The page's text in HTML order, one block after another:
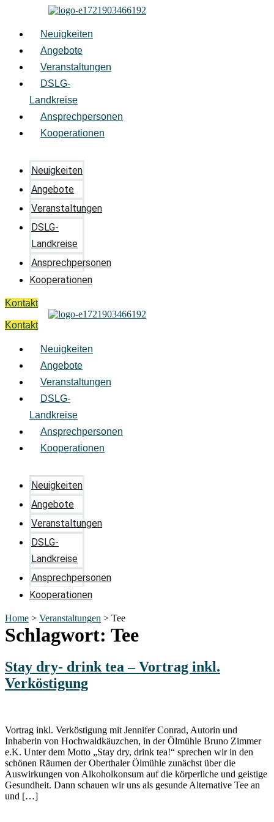
springen
Neuigkeiten
Angebote
Veranstaltungen
DSLG-
Landkreise
Ansprechpersonen
Kooperationen
Neuigkeiten
Angebote
Veranstaltungen
DSLG-
Landkreise
Ansprechpersonen
Kooperationen
Kontakt
Kontakt
Neuigkeiten
Angebote
Veranstaltungen
DSLG-
Landkreise
Ansprechpersonen
Kooperationen
Neuigkeiten
Angebote
Veranstaltungen
DSLG-
Landkreise
Ansprechpersonen
Kooperationen
Home > Veranstaltungen > Tee
Schlagwort: Tee
Stay dry- drink tea – Vortrag inkl.
Verköstigung
Vortrag inkl. Verköstigung mit Jennifer Conrad, Autorin und
Inhaberin von Hochwaldkäuzchen, in der Ölmühle Bruno Zimmer
e.K. Unter dem Motto „Stay dry, drink tea!“ sprechen wir in den
schönen Räumen der Oberthaler Ölmühle zunächst über die
Auswirkungen von Alkoholkonsum auf die körperliche und geistige
Gesundheit. Dann schauen wir uns als gesunde Alternative Tee an
und […]